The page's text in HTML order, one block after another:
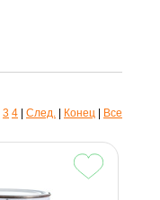
3 4| След.| Конец Все